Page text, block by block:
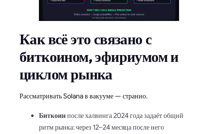
Как всё это связано с
биткоином, эфириумом и
циклом рынка
Рассматривать Solana в вакууме — странно.
Биткоинпосле халвинга 2024 года задаёт общий
ритм рынка: через 12–24 месяца после него